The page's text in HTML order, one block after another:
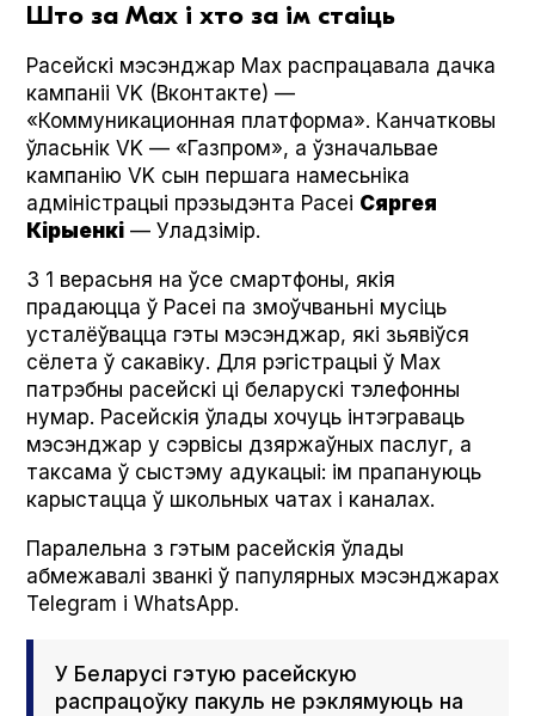
Што за Мах і хто за ім стаіць
Расейскі мэсэнджар Мах распрацавала дачка
кампаніі VK (Вконтакте) —
«Коммуникационная платформа». Канчатковы
ўласьнік VK — «Газпром», а ўзначальвае
кампанію VK сын першага намесьніка
адміністрацыі прэзыдэнта Расеі Сяргея
Кірыенкі — Уладзімір.
З 1 верасьня на ўсе смартфоны, якія
прадаюцца ў Расеі па змоўчваньні мусіць
усталёўвацца гэты мэсэнджар, які зьявіўся
сёлета ў сакавіку. Для рэгістрацыі ў Мах
патрэбны расейскі ці беларускі тэлефонны
нумар. Расейскія ўлады хочуць інтэграваць
мэсэнджар у сэрвісы дзяржаўных паслуг, а
таксама ў сыстэму адукацыі: ім прапануюць
карыстацца ў школьных чатах і каналах.
Паралельна з гэтым расейскія ўлады
абмежавалі званкі ў папулярных мэсэнджарах
Telegram і What­sApp.
У Беларусі гэтую расейскую
распрацоўку пакуль не рэклямуюць на